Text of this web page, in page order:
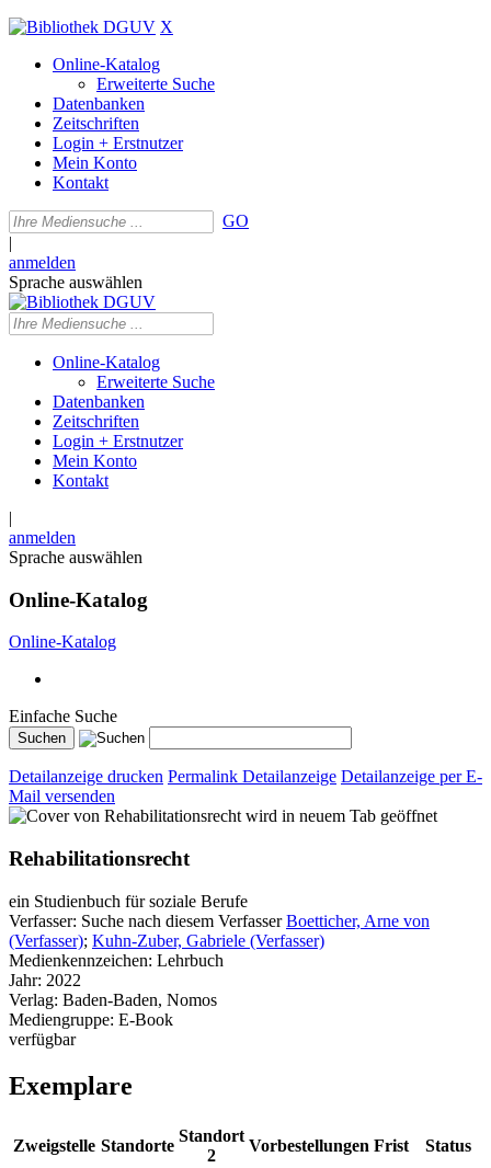
X
Online-Katalog
Erweiterte Suche
Datenbanken
Zeitschriften
Login + Erstnutzer
Mein Konto
Kontakt
GO
|
anmelden
Sprache auswählen
Online-Katalog
Erweiterte Suche
Datenbanken
Zeitschriften
Login + Erstnutzer
Mein Konto
Kontakt
|
anmelden
Sprache auswählen
Online-Katalog
Online-Katalog
Einfache Suche
Detailanzeige drucken Permalink Detailanzeige Detailanzeige per E-
Mail versenden
wird in neuem Tab geöffnet
Rehabilitationsrecht
ein Studienbuch für soziale Berufe
Verfasser: Suche nach diesem Verfasser Boetticher, Arne von
(Verfasser); Kuhn-Zuber, Gabriele (Verfasser)
Medienkennzeichen: Lehrbuch
Jahr: 2022
Verlag: Baden-Baden, Nomos
Mediengruppe: E-Book
verfügbar
Exemplare
Zweigstelle Standorte
Standort
2
Vorbestellungen Frist
Status